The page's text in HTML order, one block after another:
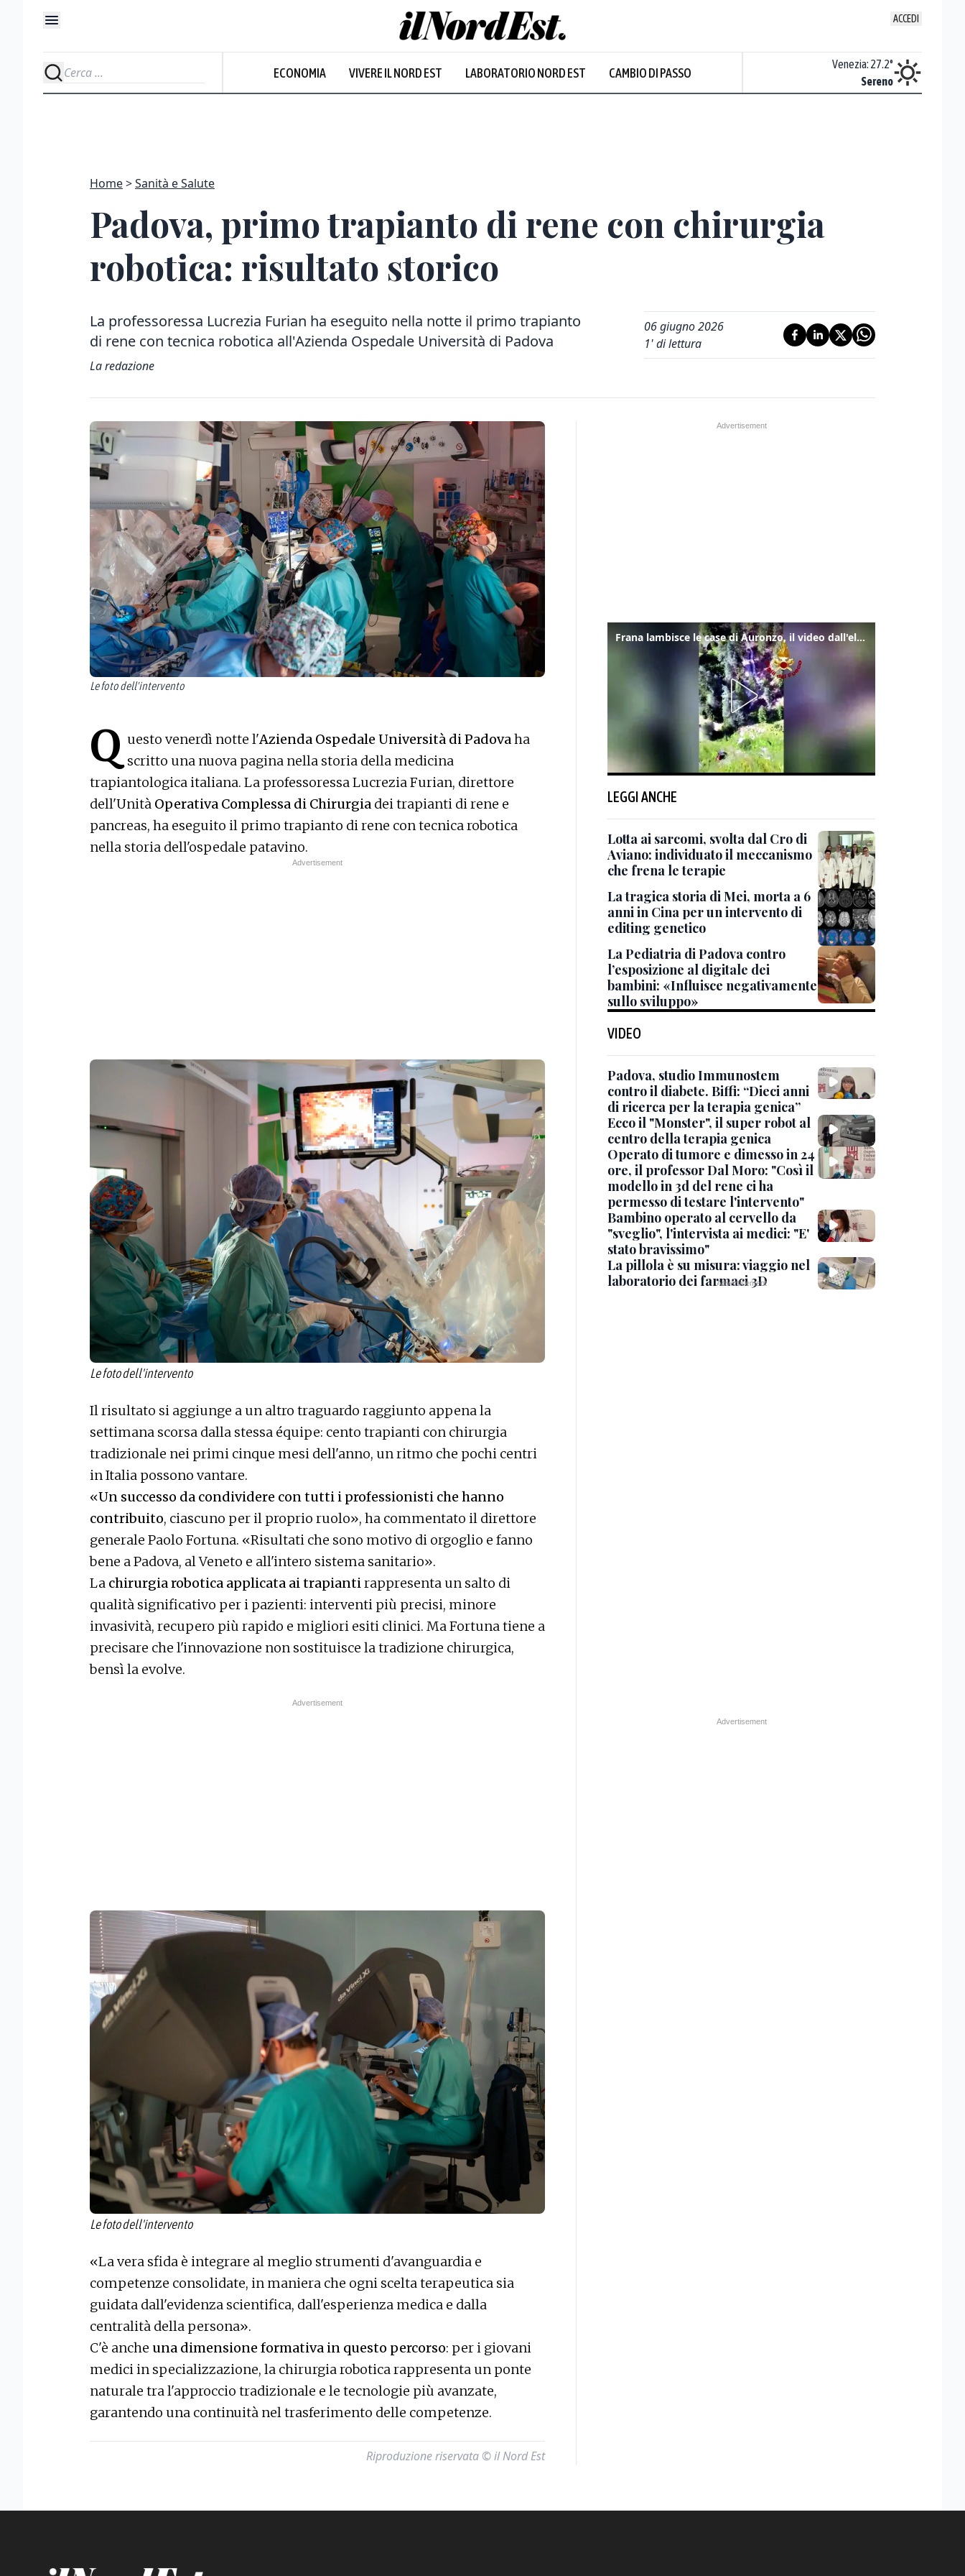
ACCEDI
ECONOMIA VIVERE IL NORD EST LABORATORIO NORD EST CAMBIO DI PASSO
Sereno
Venezia: 27.2°
Sereno
Home Sanità e Salute
Padova, primo trapianto di rene con chirurgia
robotica: risultato storico
La professoressa Lucrezia Furian ha eseguito nella notte il primo trapianto
di rene con tecnica robotica all'Azienda Ospedale Università di Padova
La redazione
06 giugno 2026
1' di lettura
Le foto dell'intervento
Q uesto venerdì notte l'Azienda Ospedale Università di Padovaha
scritto una nuova pagina nella storia della medicina
trapiantologica italiana. La professoressa Lucrezia Furian, direttore
dell'Unità Operativa Complessa di Chirurgia dei trapianti di rene e
pancreas, ha eseguito il primo trapianto di rene con tecnica robotica
nella storia dell'ospedale patavino.
Le foto dell'intervento
Il risultato si aggiunge a un altro traguardo raggiunto appena la
settimana scorsa dalla stessa équipe: cento trapianti con chirurgia
tradizionale nei primi cinque mesi dell'anno, un ritmo che pochi centri
in Italia possono vantare.
«Un successo da condividere con tutti i professionisti che hanno
contribuito, ciascuno per il proprio ruolo», ha commentato il direttore
generale Paolo Fortuna. «Risultati che sono motivo di orgoglio e fanno
bene a Padova, al Veneto e all'intero sistema sanitario».
La chirurgia robotica applicata ai trapiantirappresenta un salto di
qualità significativo per i pazienti: interventi più precisi, minore
invasività, recupero più rapido e migliori esiti clinici. Ma Fortuna tiene a
precisare che l'innovazione non sostituisce la tradizione chirurgica,
bensì la evolve.
Le foto dell'intervento
«La vera sfida è integrare al meglio strumenti d'avanguardia e
competenze consolidate, in maniera che ogni scelta terapeutica sia
guidata dall'evidenza scientifica, dall'esperienza medica e dalla
centralità della persona».
C'è anche una dimensione formativa in questo percorso: per i giovani
medici in specializzazione, la chirurgia robotica rappresenta un ponte
naturale tra l'approccio tradizionale e le tecnologie più avanzate,
garantendo una continuità nel trasferimento delle competenze.
Riproduzione riservata © il Nord Est
Frana lambisce le case di Auronzo, il video dall'elicottero dei vigili del fuoco
LEGGI ANCHE
Lotta ai sarcomi, svolta dal Cro di
Aviano: individuato il meccanismo
che frena le terapie
La tragica storia di Mei, morta a 6
anni in Cina per un intervento di
editing genetico
La Pediatria di Padova contro
l’esposizione al digitale dei
bambini: «Influisce negativamente
sullo sviluppo»
VIDEO
Padova, studio Immunostem
contro il diabete. Biffi: “Dieci anni
di ricerca per la terapia genica”
Ecco il "Monster", il super robot al
centro della terapia genica
Operato di tumore e dimesso in 24
ore, il professor Dal Moro: "Così il
modello in 3d del rene ci ha
permesso di testare l'intervento"
Bambino operato al cervello da
"sveglio", l'intervista ai medici: "E'
stato bravissimo"
La pillola è su misura: viaggio nel
laboratorio dei farmaci 3D